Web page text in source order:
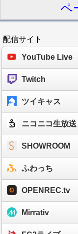
ペ
配信サイト
YouTube Live
Twitch
ツイキャス
ニコニコ生放送
SHOWROOM
ふわっち
OPENREC.tv
Mirrativ